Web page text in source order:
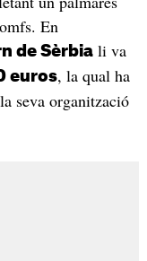
En
de Sèrbiali va
euros, la qual ha
seva organització